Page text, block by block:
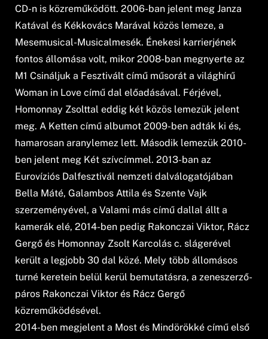
CD-n is közreműködött. 2006-ban jelent meg Janza
Katával és Kékkovács Marával közös lemeze, a
Mesemusical-Musicalmesék. Énekesi karrierjének
fontos állomása volt, mikor 2008-ban megnyerte az
M1 Csináljuk a Fesztivált című műsorát a világhírű
Woman in Love című dal előadásával. Férjével,
Homonnay Zsolttal eddig két közös lemezük jelent
meg. A Ketten című albumot 2009-ben adták ki és,
hamarosan aranylemez lett. Második lemezük 2010-
ben jelent meg Két szívcímmel. 2013-ban az
Eurovíziós Dalfesztivál nemzeti dalválogatójában
Bella Máté, Galambos Attila és Szente Vajk
szerzeményével, a Valami más című dallal állt a
kamerák elé, 2014-ben pedig Rakonczai Viktor, Rácz
Gergő és Homonnay Zsolt Karcolás c. slágerével
került a legjobb 30 dal közé. Mely több állomásos
turné keretein belül kerül bemutatásra, a zeneszerző-
páros Rakonczai Viktor és Rácz Gergő
közreműködésével.
2014-ben megjelent a Most és Mindörökké című első